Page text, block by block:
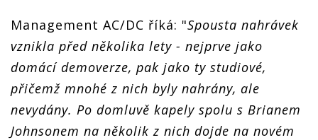
vrací
Brian
Johnson.
Kapela má
vydat
album s
riffy
zesnulého
Malcolma
Younga
Johnson.
Kapela má
vydat
album s
zesnulého
Malcolma
Younga
Johnson.
Kapela má
vydat
album s
zesnulého
Malcolma
Younga
Kapela má
vydat
album s
zesnulého
Malcolma
Younga
Management AC/DC říká: "Spousta nahrávek
vznikla před několika lety - nejprve jako
domácí demoverze, pak jako ty studiové,
přičemž mnohé z nich byly nahrány, ale
nevydány. Po domluvě kapely spolu s Brianem
Johnsonem na několik z nich dojde na novém